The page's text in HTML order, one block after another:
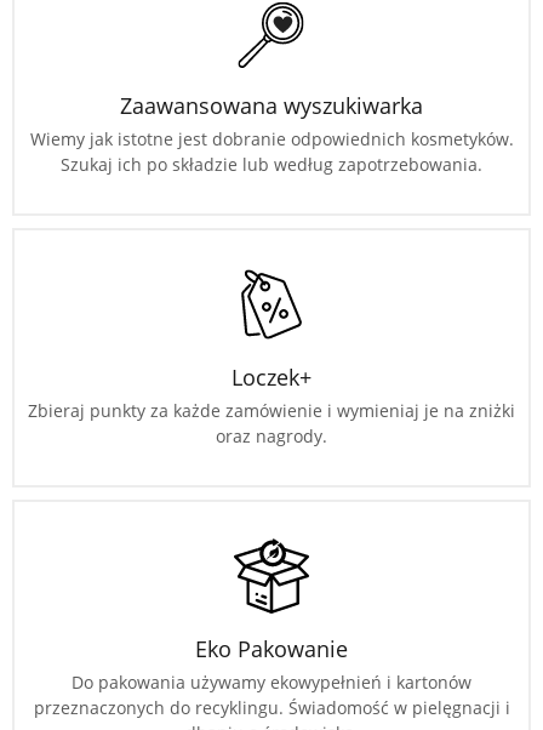
Zaawansowana wyszukiwarka
Wiemy jak istotne jest dobranie odpowiednich kosmetyków.
Szukaj ich po składzie lub według zapotrzebowania.
Loczek+
Zbieraj punkty za każde zamówienie i wymieniaj je na zniżki
oraz nagrody.
Eko Pakowanie
Do pakowania używamy ekowypełnień i kartonów
przeznaczonych do recyklingu. Świadomość w pielęgnacji i